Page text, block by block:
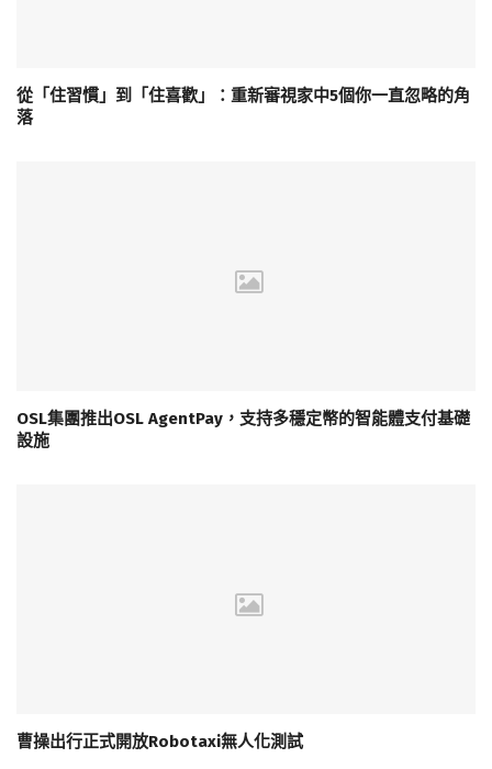
從「住習慣」到「住喜歡」：重新審視家中5個你一直忽略的角
落
OSL集團推出OSL AgentPay，支持多穩定幣的智能體支付基礎
設施
曹操出行正式開放Robotaxi無人化測試